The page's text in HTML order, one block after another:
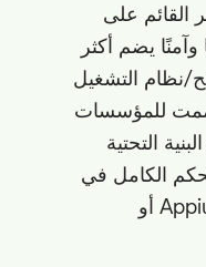
القائم على
يضم أكثر
نظام التشغيل
للمؤسسات
التحتية
الكامل في
سكربتات Selenium أو Appium أو